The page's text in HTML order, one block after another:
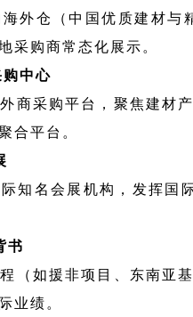
外仓（中国优质建材
采购商常态化展示。
中心
商采购平台，聚焦建材
合平台。
知名会展机构，发挥国
书
（如援非项目、东南亚
业绩。